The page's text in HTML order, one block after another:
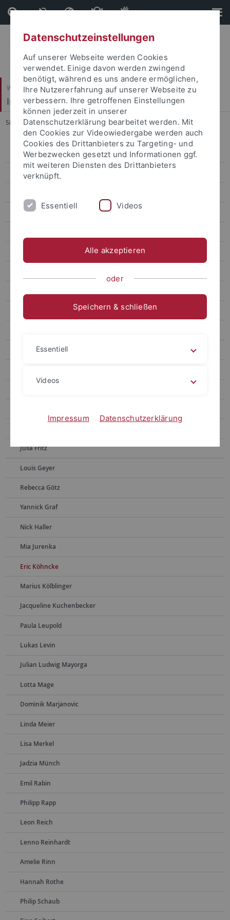
Direkt
zum
Inhalt
Direkt
zur
Fußleiste
Wirtschafts- und Sozialwissenschaftliche Fakultät
Institut für Sportwissenschaft
Sie sind hier: Startseite ... Eric Köhncke
Kooperations-/Ansprechpartner
Spitzensportler/innen
David Beckmann
Clemens Cursiefen
Julia Fritz
Louis Geyer
Rebecca Götz
Yannick Graf
Nick Haller
Mia Jurenka
Eric Köhncke
Marius Kölblinger
Jacqueline Kuchenbecker
Paula Leupold
Lukas Levin
Julian Ludwig Mayorga
Lotta Mage
Dominik Marjanovic
Linda Meier
Lisa Merkel
Jadzia Münch
Emil Rabin
Philipp Rapp
Leon Reich
Lenno Reinhardt
Amelie Rinn
Hannah Rothe
Philip Schaub
Datenschutzeinstellungen
Auf unserer Webseite werden Cookies
verwendet. Einige davon werden zwingend
benötigt, während es uns andere ermöglichen,
Ihre Nutzererfahrung auf unserer Webseite zu
verbessern. Ihre getroffenen Einstellungen
können jederzeit in unserer
Datenschutzerklärung bearbeitet werden. Mit
den Cookies zur Videowiedergabe werden auch
Cookies des Drittanbieters zu Targeting- und
Werbezwecken gesetzt und Informationen ggf.
mit weiteren Diensten des Drittanbieters
verknüpft.
Essentiell Videos
Alle akzeptieren
oder
Speichern & schließen
Essentiell
Videos
Impressum Datenschutzerklärung